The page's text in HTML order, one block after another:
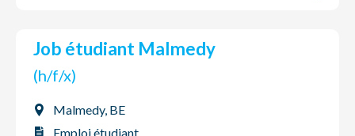
Job étudiant Malmedy
(h/f/x)
Malmedy, BE
Emploi étudiant